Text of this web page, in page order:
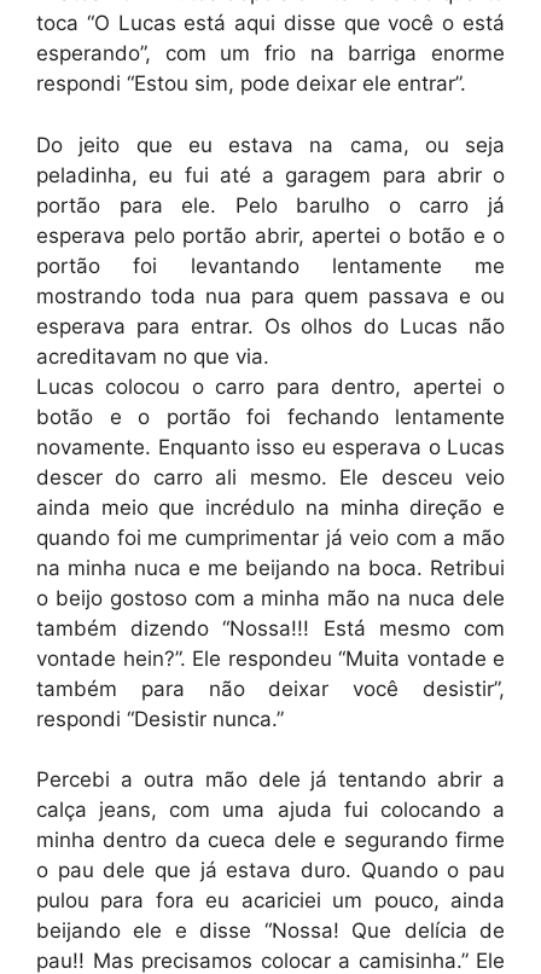
toca “O Lucas está aqui disse que você o está
esperando”, com um frio na barriga enorme
respondi “Estou sim, pode deixar ele entrar”.
Do jeito que eu estava na cama, ou seja
peladinha, eu fui até a garagem para abrir o
portão para ele. Pelo barulho o carro já
esperava pelo portão abrir, apertei o botão e o
portão foi levantando lentamente me
mostrando toda nua para quem passava e ou
esperava para entrar. Os olhos do Lucas não
acreditavam no que via.
Lucas colocou o carro para dentro, apertei o
botão e o portão foi fechando lentamente
novamente. Enquanto isso eu esperava o Lucas
descer do carro ali mesmo. Ele desceu veio
ainda meio que incrédulo na minha direção e
quando foi me cumprimentar já veio com a mão
na minha nuca e me beijando na boca. Retribui
o beijo gostoso com a minha mão na nuca dele
também dizendo “Nossa!!! Está mesmo com
vontade hein?”. Ele respondeu “Muita vontade e
também para não deixar você desistir”,
respondi “Desistir nunca.”
Percebi a outra mão dele já tentando abrir a
calça jeans, com uma ajuda fui colocando a
minha dentro da cueca dele e segurando firme
o pau dele que já estava duro. Quando o pau
pulou para fora eu acariciei um pouco, ainda
beijando ele e disse “Nossa! Que delícia de
pau!! Mas precisamos colocar a camisinha.” Ele